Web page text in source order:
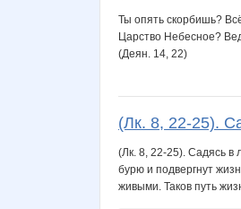
Ты опять скорбишь?
Царство Небесное?
(Деян. 14, 22)
(Лк. 8, 22-25).
(Лк. 8, 22-25). Садясь в
бурю и подвергнут
живыми. Таков путь